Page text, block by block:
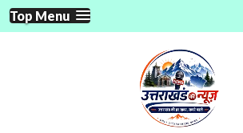
Skip
to
Top Menu